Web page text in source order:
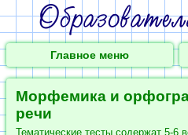
Главное меню
Морфемика и
речи
Тематические тесты содержат 5-6